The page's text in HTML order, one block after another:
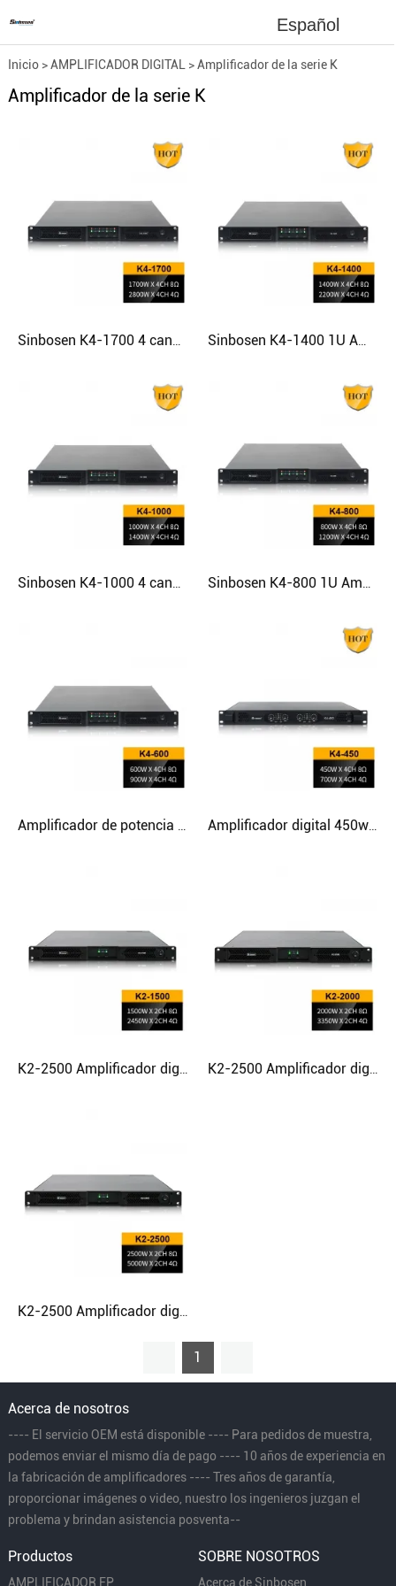
Español
Inicio>AMPLIFICADOR DIGITAL >Amplificador de la serie K
Amplificador de la serie K
Sinbosen K4-1000 4 canales 1000 vatios 1U Amplificador de potencia digital Clase D Amp Sinbosen K4-800 1U Amplificador de potencia digital de 4 canales Clase D 800W Amp
Amplificador de potencia d amp compacto de 4 canales y 600 vatios Amplificador digital 450w K4-450 amplificador de potencia de audio doméstico 1u
1
Acerca de nosotros
---- El servicio OEM está disponible ---- Para pedidos de muestra,
podemos enviar el mismo día de pago ---- 10 años de experiencia en
la fabricación de amplificadores ---- Tres años de garantía,
proporcionar imágenes o video, nuestro los ingenieros juzgan el
problema y brindan asistencia posventa--
Productos
AMPLIFICADOR FP
SOBRE NOSOTROS
Acerca de Sinbosen